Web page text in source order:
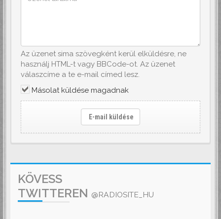
Az üzenet sima szövegként kerül elküldésre, ne
használj HTML-t vagy BBCode-ot. Az üzenet
válaszcíme a te e-mail címed lesz.
Másolat küldése magadnak
E-mail küldése
KÖVESS
TWITTEREN @RADIOSITE_HU